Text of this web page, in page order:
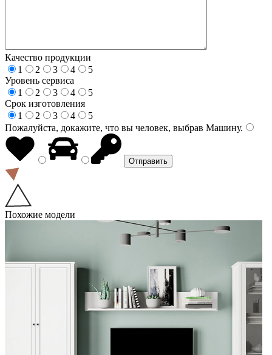
Качество продукции
1
2 3 4
5
Уровень сервиса
1
2 3 4
5
Срок изготовления
1
2 3 4
5
Пожалуйста, докажите, что вы человек, выбрав Машину.
Похожие модели